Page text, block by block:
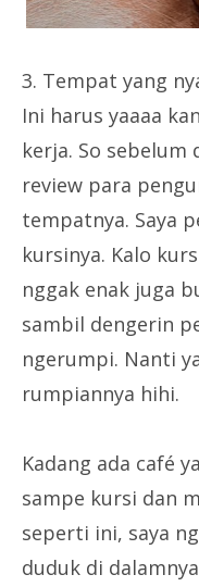
3. Tempat yang
Ini harus yaaaa
kerja. So sebelum
review para
tempatnya. Saya
kursinya. Kalo
nggak enak juga
sambil dengerin
ngerumpi. Nanti
rumpiannya hihi.
Kadang ada café
sampe kursi dan
seperti ini, saya
duduk di